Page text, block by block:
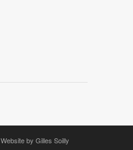
Website by Gilles Soilly